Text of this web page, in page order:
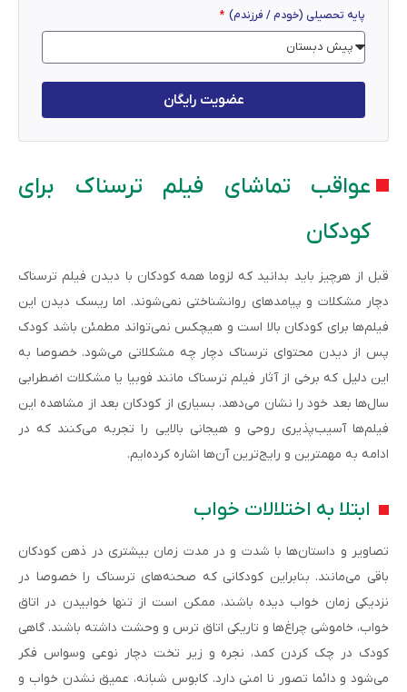
پایه تحصیلی (خودم / فرزندم)
عضویت رایگان
عواقب تماشای فیلم ترسناک برای
کودکان
قبل از هرچیز باید بدانید که لزوما همه کودکان با دیدن فیلم ترسناک
دچار مشکلات و پیامدهای روانشناختی نمی‌شوند. اما ریسک دیدن این
فیلم‌ها برای کودکان بالا است و هیچکس نمی‌تواند مطمئن باشد کودک
پس از دیدن محتوای ترسناک دچار چه مشکلاتی می‌شود. خصوصا به
این دلیل که برخی از آثار فیلم ترسناک مانند فوبیا یا مشکلات اضطرابی
سال‌ها بعد خود را نشان می‌دهد. بسیاری از کودکان بعد از مشاهده این
فیلم‌ها آسیب‌پذیری روحی و هیجانی بالایی را تجربه می‌کنند که در
ادامه به مهمترین و رایج‌ترین آن‌ها اشاره کرده‌ایم.
ابتلا به اختلالات خواب
تصاویر و داستان‌ها با شدت و در مدت زمان بیشتری در ذهن کودکان
باقی می‌مانند. بنابراین کودکانی که صحنه‌های ترسناک را خصوصا در
نزدیکی زمان خواب دیده باشند، ممکن است از تنها خوابیدن در اتاق
خواب، خاموشی چراغ‌ها و تاریکی اتاق ترس و وحشت داشته باشند. گاهی
کودک در چک کردن کمد، نجره و زیر تخت دچار نوعی وسواس فکر
می‌شود و دائما تصور نا امنی دارد. کابوس شبانه، عمیق نشدن خواب و